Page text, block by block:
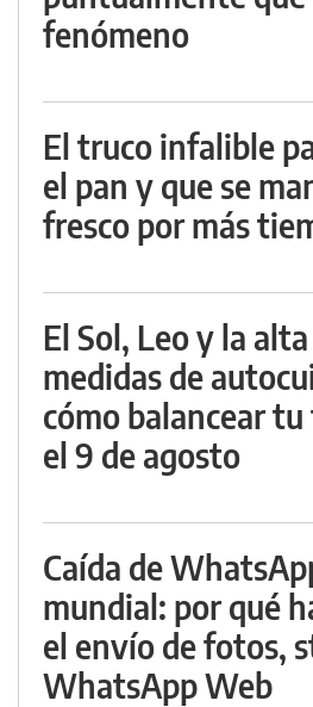
fenómeno
El truco infalible
el pan y que se
fresco por más
El Sol, Leo y la
medidas de
cómo balancear
el 9 de agosto
Caída de
mundial: por qué
el envío de fotos,
WhatsApp Web